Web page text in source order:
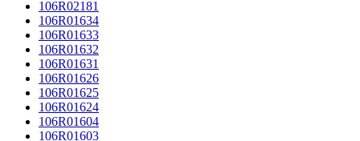
106R02181
106R01634
106R01633
106R01632
106R01631
106R01626
106R01625
106R01624
106R01604
106R01603